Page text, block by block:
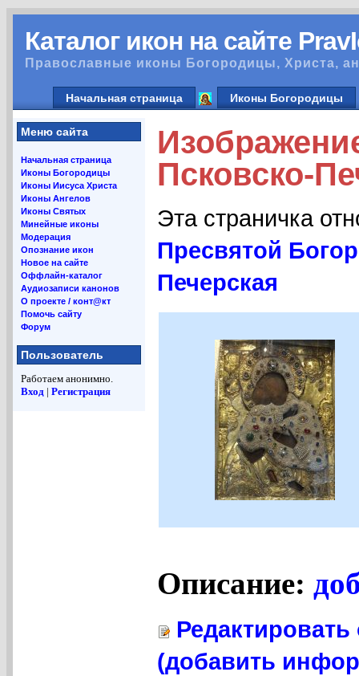
Каталог икон на сайте
Православные иконы Богородицы, Христа,
Начальная страница Иконы Богородицы
Меню сайта
Начальная страница
Иконы Богородицы
Иконы Иисуса Христа
Иконы Ангелов
Иконы Святых
Минейные иконы
Модерация
Опознание икон
Новое на сайте
Оффлайн-каталог
Аудиозаписи канонов
О проекте / конт@кт
Помочь сайту
Форум
Пользователь
Работаем анонимно.
Вход | Регистрация
Псковско-
Эта страничка
Пресвятой
Печерская
Описание:
(добавить